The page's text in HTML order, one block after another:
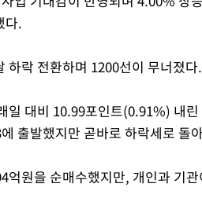
다.
하락 전환하며 1200선이 무너졌다.
일 대비 10.99포인트(0.91%) 내
출발했지만 곧바로 하락세로 돌
억원을 순매수했지만, 개인과 기